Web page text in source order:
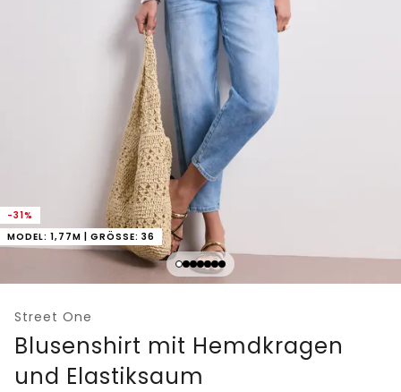
-31%
MODEL: 1,77M | GRÖSSE: 36
Street One
Blusenshirt mit Hemdkragen
und Elastiksaum